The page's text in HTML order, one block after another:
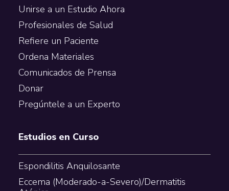
Unirse a un Estudio Ahora
Profesionales de Salud
Refiere un Paciente
Ordena Materiales
Comunicados de Prensa
Donar
Pregúntele a un Experto
Estudios en Curso
Espondilitis Anquilosante
Eccema (Moderado-a-Severo)/Dermatitis